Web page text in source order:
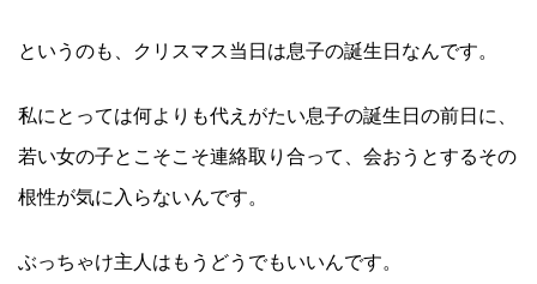
というのも、クリスマス当日は息子の誕生日なんです。
私にとっては何よりも代えがたい息子の誕生日の前日に、
若い女の子とこそこそ連絡取り合って、会おうとするその
根性が気に入らないんです。
ぶっちゃけ主人はもうどうでもいいんです。